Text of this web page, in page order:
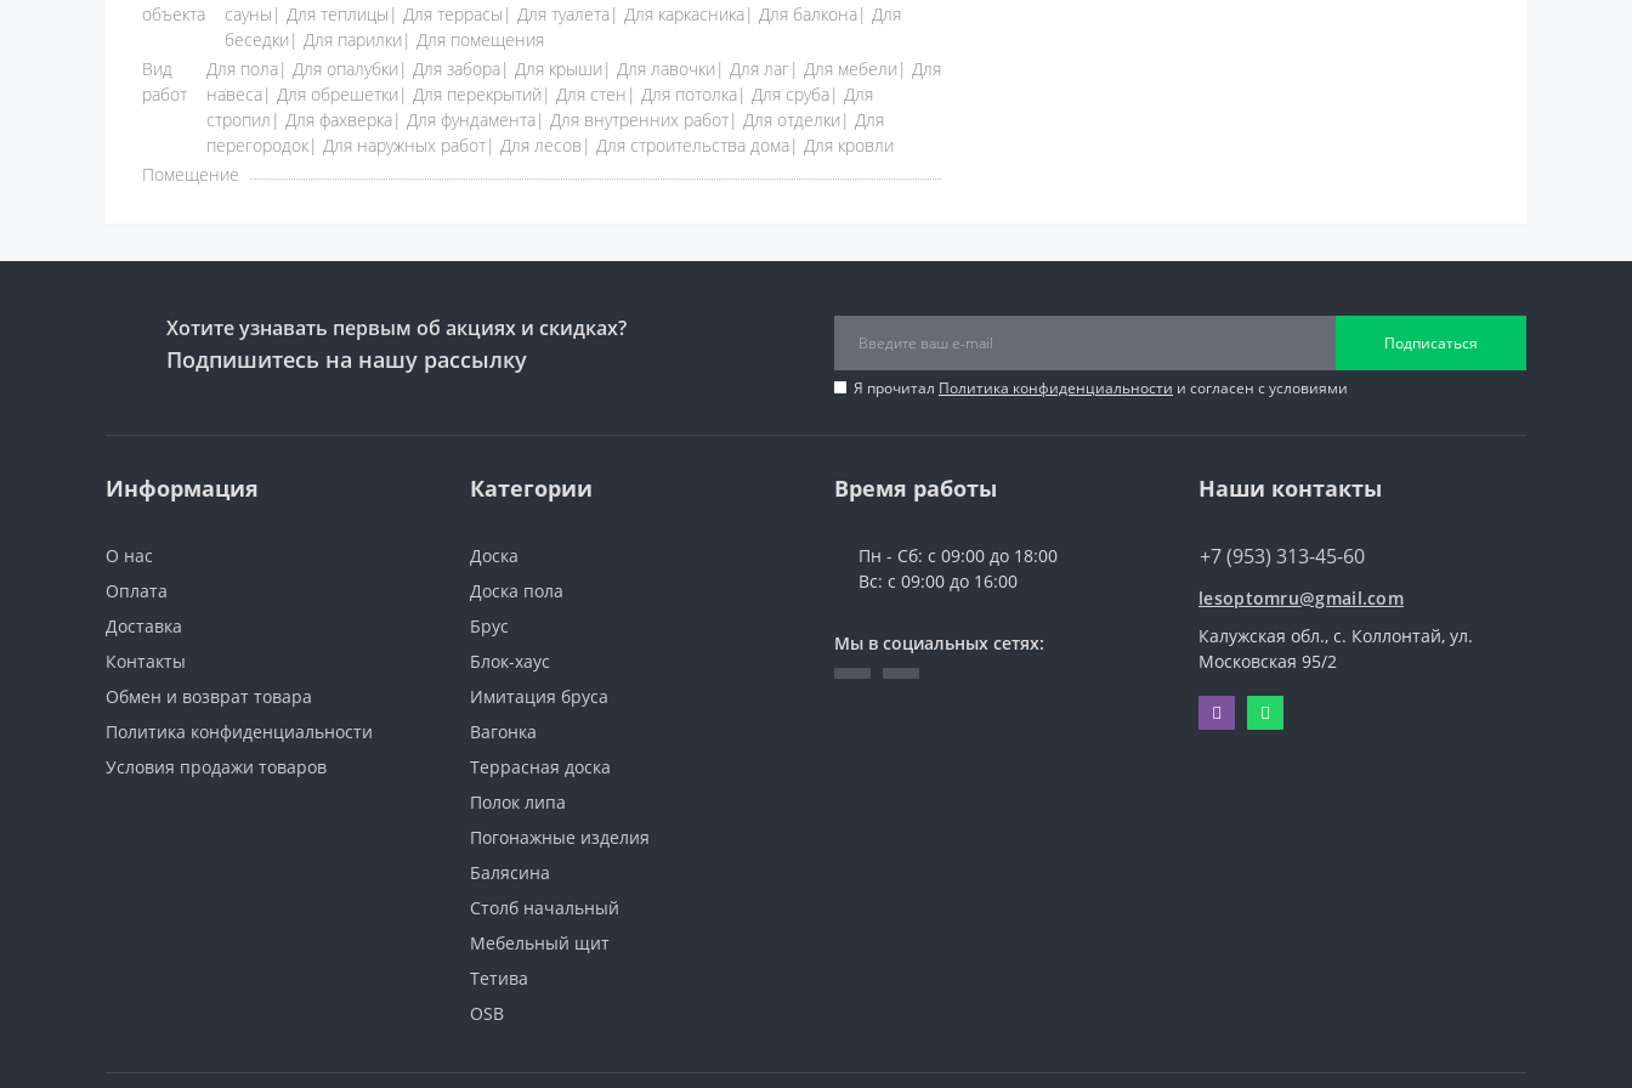
объекта
сауны| Для теплицы| Для террасы| Для туалета| Для каркасника| Для балкона| Для
беседки| Для парилки| Для помещения
Вид
работ
Для пола| Для опалубки| Для забора| Для крыши| Для лавочки| Для лаг| Для мебели| Для
навеса| Для обрешетки| Для перекрытий| Для стен| Для потолка| Для сруба| Для
стропил| Для фахверка| Для фундамента| Для внутренних работ| Для отделки| Для
перегородок| Для наружных работ| Для лесов| Для строительства дома| Для кровли
Помещение
Хотите узнавать первым об акциях и скидках?
Подпишитесь на нашу рассылку
Подписаться
Я прочитал Политика конфиденциальности и согласен с условиями
Информация
О нас
Оплата
Доставка
Контакты
Обмен и возврат товара
Политика конфиденциальности
Условия продажи товаров
Категории
Доска
Доска пола
Брус
Блок-хаус
Имитация бруса
Вагонка
Террасная доска
Полок липа
Погонажные изделия
Балясина
Столб начальный
Мебельный щит
Тетива
OSB
Время работы
Пн - Сб: с 09:00 до 18:00
Вс: с 09:00 до 16:00
Мы в социальных сетях:
Наши контакты
+7 (953) 313-45-60
lesoptomru@gmail.com
Калужская обл., с. Коллонтай, ул.
Московская 95/2